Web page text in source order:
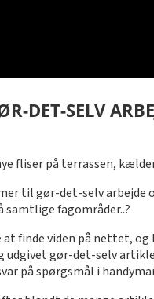
DET-SELV
nye fliser på terrassen,
til gør-det-selv arbejde
samtlige fagområder..?
finde viden på nettet,
udgivet gør-det-selv
på spørgsmål i